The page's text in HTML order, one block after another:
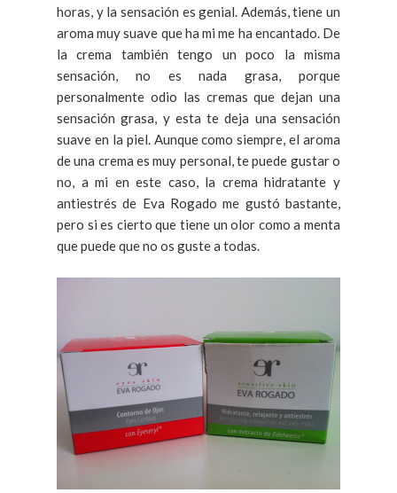
horas, y la sensación es genial. Además, tiene un
aroma muy suave que ha mi me ha encantado. De
la crema también tengo un poco la misma
sensación, no es nada grasa, porque
personalmente odio las cremas que dejan una
sensación grasa, y esta te deja una sensación
suave en la piel. Aunque como siempre, el aroma
de una crema es muy personal, te puede gustar o
no, a mi en este caso, la crema hidratante y
antiestrés de Eva Rogado me gustó bastante,
pero si es cierto que tiene un olor como a menta
que puede que no os guste a todas.